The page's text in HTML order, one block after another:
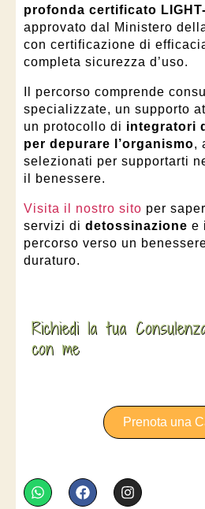
profonda certificato
approvato dal Ministero
con certificazione di
completa sicurezza d’uso.
Il percorso comprende
specializzate, un supporto
un protocollo di integratori
per depurare l’organismo,
selezionati per supportarti
il benessere.
Visita il nostro sito per
servizi di detossinazione e
percorso verso un
duraturo.
Richiedi la tua
con me
Prenota una